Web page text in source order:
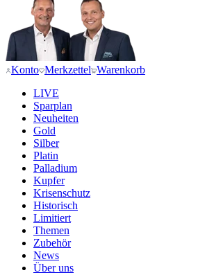
Konto Merkzettel Warenkorb
LIVE
Sparplan
Neuheiten
Gold
Silber
Platin
Palladium
Kupfer
Krisenschutz
Historisch
Limitiert
Themen
Zubehör
News
Über uns